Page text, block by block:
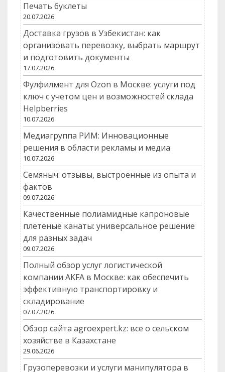
Печать буклеты
20.07.2026
Доставка грузов в Узбекистан: как
организовать перевозку, выбрать маршрут
и подготовить документы
17.07.2026
Фулфилмент для Ozon в Москве: услуги под
ключ с учетом цен и возможностей склада
Helpberries
10.07.2026
Медиагруппа РИМ: Инновационные
решения в области рекламы и медиа
10.07.2026
Семяныч: отзывы, выстроенные из опыта и
фактов
09.07.2026
Качественные полиамидные капроновые
плетеные канаты: универсальное решение
для разных задач
09.07.2026
Полный обзор услуг логистической
компании AKFA в Москве: как обеспечить
эффективную транспортировку и
складирование
07.07.2026
Обзор сайта agroexpert.kz: все о сельском
хозяйстве в Казахстане
29.06.2026
Грузоперевозки и услуги манипулятора в